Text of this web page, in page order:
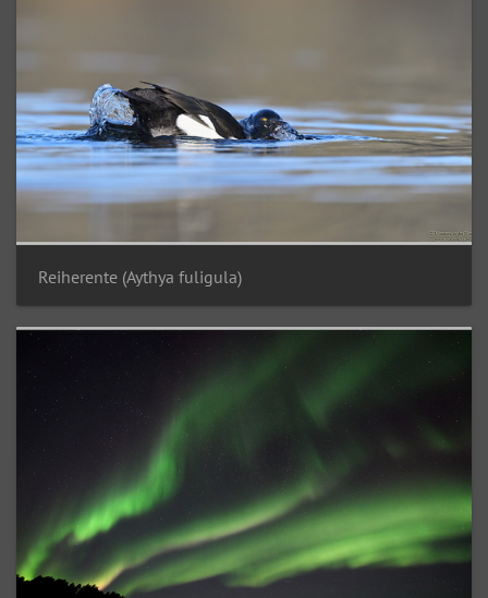
Reiherente (Aythya fuligula)